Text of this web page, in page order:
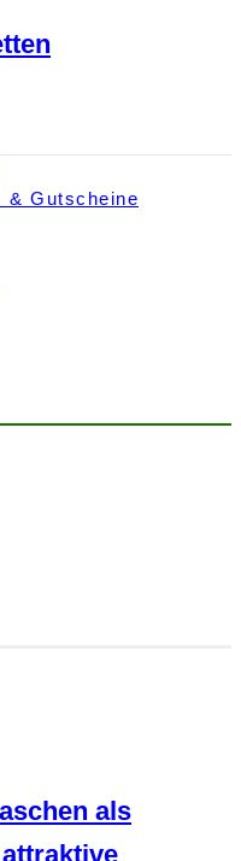
& Gutscheine
als